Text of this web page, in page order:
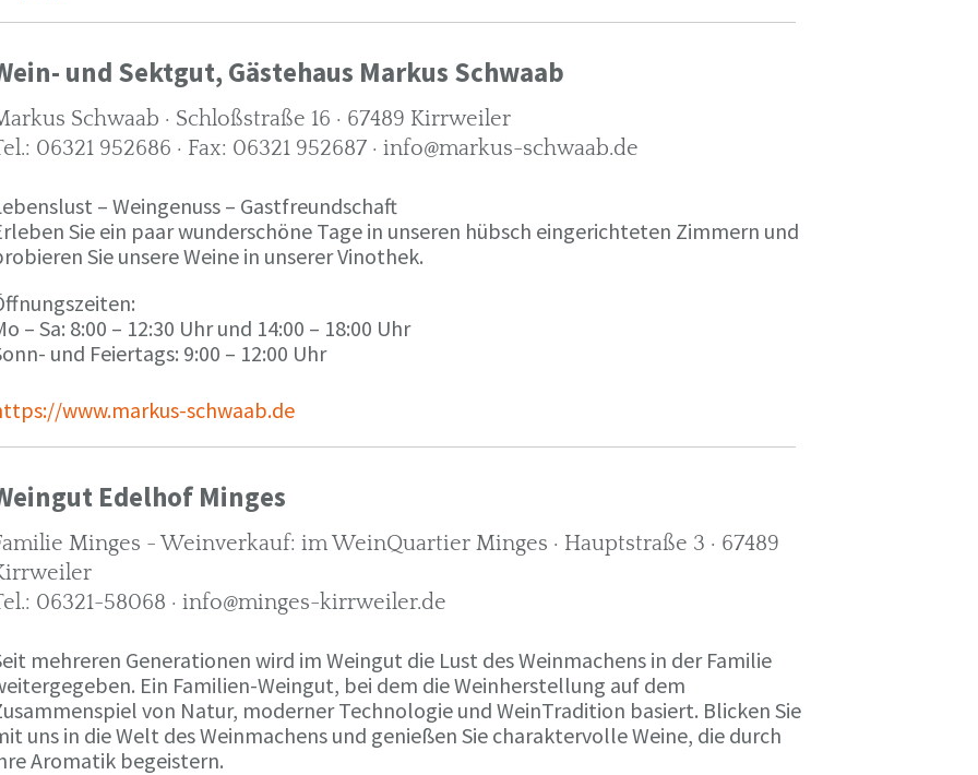
und Sektgut, Gästehaus Markus Schwaab
Schwaab · Schloßstraße 16 · 67489 Kirrweiler
06321 952686 · Fax: 06321 952687 · info@markus-schwaab.de
– Weingenuss – Gastfreundschaft
Sie ein paar wunderschöne Tage in unseren hübsch eingerichteten Zimmern und
Sie unsere Weine in unserer Vinothek.
– Sa: 8:00 – 12:30 Uhr und 14:00 – 18:00 Uhr
und Feiertags: 9:00 – 12:00 Uhr
www.markus-schwaab.de
Edelhof Minges
Minges - Weinverkauf: im WeinQuartier Minges · Hauptstraße 3 · 67489
06321-58068 · info@minges-kirrweiler.de
mehreren Generationen wird im Weingut die Lust des Weinmachens in der Familie
Ein Familien-Weingut, bei dem die Weinherstellung auf dem
von Natur, moderner Technologie und WeinTradition basiert. Blicken Sie
uns in die Welt des Weinmachens und genießen Sie charaktervolle Weine, die durch
Aromatik begeistern.